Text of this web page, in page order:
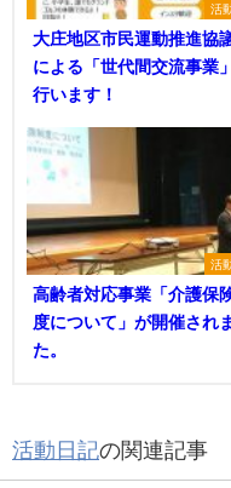
活
大庄地区市民運動推進協
による「世代間交流事業
行います！
活
高齢者対応事業「介護保
度について」が開催され
た。
活動日記の関連記事